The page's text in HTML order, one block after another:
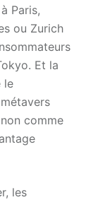
Paris,
ou Zurich
Et la
le
comme
les